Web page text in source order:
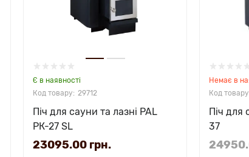
Є в наявності
29712
Піч для сауни та лазні PAL
PК-27 SL
23095.00 грн.
Немає в
Піч для
37